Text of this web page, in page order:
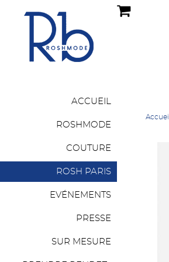
ACCUEIL
ROSHMODE
COUTURE
ROSH PARIS
EVÉNEMENTS
PRESSE
SUR MESURE
Accueil